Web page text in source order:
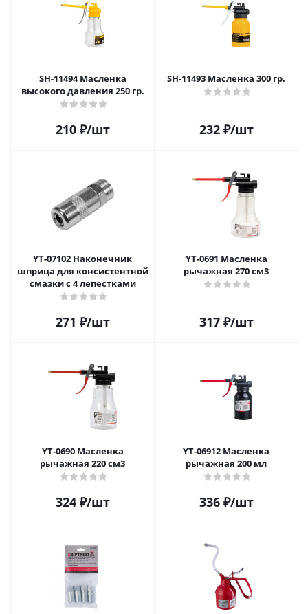
SH-11494 Масленка
высокого давления 250 гр.
210₽/шт
SH-11493 Масленка 300 гр.
232₽/шт
YT-07102 Наконечник
шприца для консистентной
смазки с 4 лепестками
271 ₽/шт
YT-0691 Масленка
рычажная 270 см3
317₽/шт
YT-0690 Масленка
рычажная 220 см3
324₽/шт
YT-06912 Масленка
рычажная 200 мл
336₽/шт